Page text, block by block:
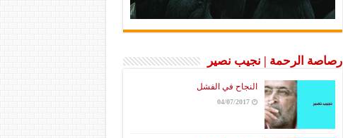
رصاصة الرحمة | نجيب نصير
النجاح في الفشل
04/07/2017